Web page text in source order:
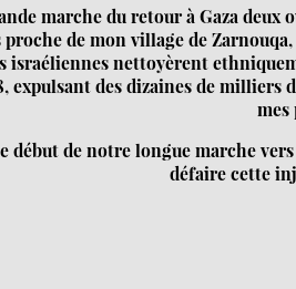
marche du retour à Gaza deux
de mon village de
israéliennes nettoyèrent
expulsant des dizaines de milliers
mes
début de notre longue marche
défaire cette